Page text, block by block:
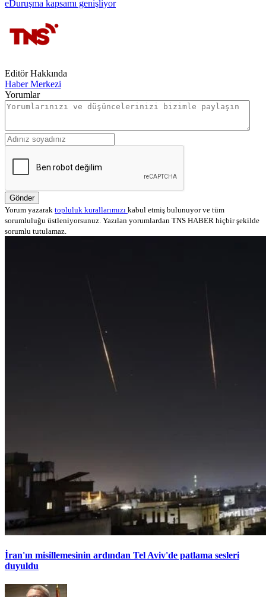
eDuruşma kapsamı genişliyor
Editör Hakkında
Haber Merkezi
Yorumlar
Gönder
Yorum yazarak topluluk kurallarımızı kabul etmiş bulunuyor ve tüm
sorumluluğu üstleniyorsunuz. Yazılan yorumlardan TNS HABER hiçbir şekilde
sorumlu tutulamaz.
İran'ın misillemesinin ardından Tel Aviv'de patlama sesleri
duyuldu